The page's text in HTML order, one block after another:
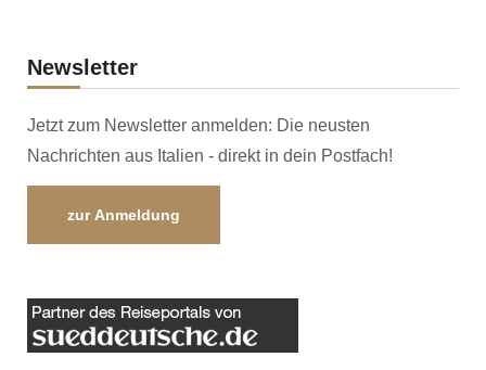
Newsletter
Jetzt zum Newsletter anmelden: Die neusten
Nachrichten aus Italien - direkt in dein Postfach!
zur Anmeldung